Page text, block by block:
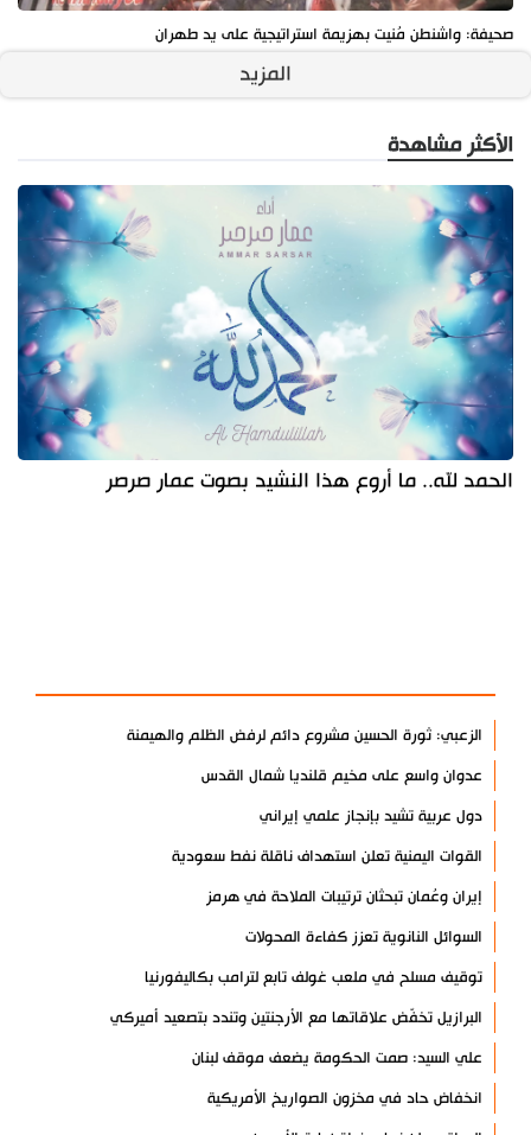
صحيفة: واشنطن مُنيت بهزيمة استراتيجية على يد طهران
المزيد
الأكثر مشاهدة
الحمد لله.. ما أروع هذا النشيد بصوت عمار صرصر
الزعبي: ثورة الحسين مشروع دائم لرفض الظلم والهيمنة
عدوان واسع على مخيم قلنديا شمال القدس
دول عربية تشيد بإنجاز علمي إيراني
القوات اليمنية تعلن استهداف ناقلة نفط سعودية
إيران وعُمان تبحثان ترتيبات الملاحة في هرمز
السوائل النانوية تعزز كفاءة المحولات
توقيف مسلح في ملعب غولف تابع لترامب بكاليفورنيا
البرازيل تخفّض علاقاتها مع الأرجنتين وتندد بتصعيد أميركي
علي السيد: صمت الحكومة يضعف موقف لبنان
انخفاض حاد في مخزون الصواريخ الأمريكية